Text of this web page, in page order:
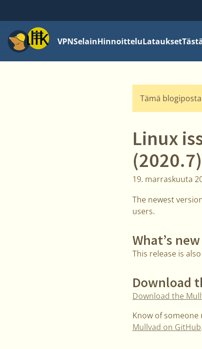
Valikko
VPNSelainHinnoitteluLataukset
Tämä
Linux
(2020.7)
19. marraskuuta
The newest
users.
What’s new
This release is
Download
Download the
Know of
Mullvad on GitHub.